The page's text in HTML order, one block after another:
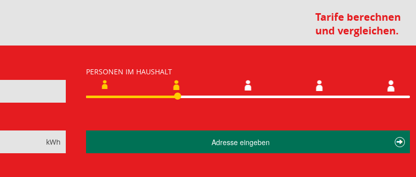
Tarife berechnen
und vergleichen.
PERSONEN IM HAUSHALT
kWh